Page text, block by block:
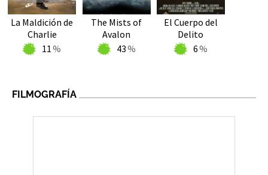
La Maldición de
Charlie
11
The Mists of
Avalon
43
El Cuerpo del
Delito
6
FILMOGRAFÍA